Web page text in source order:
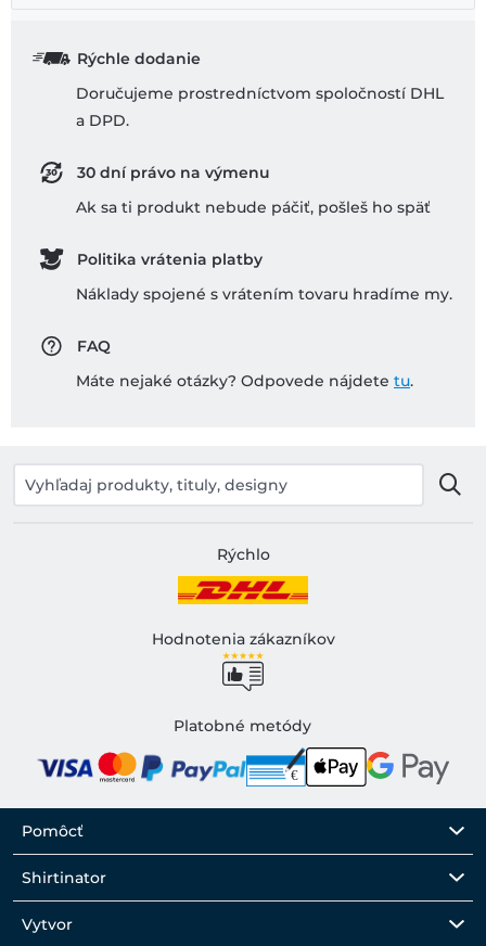
Rýchle dodanie
Doručujeme prostredníctvom spoločností DHL
a DPD.
30 dní právo na výmenu
Ak sa ti produkt nebude páčiť, pošleš ho späť
Politika vrátenia platby
Náklady spojené s vrátením tovaru hradíme my.
FAQ
Máte nejaké otázky? Odpovede nájdete tu.
Rýchlo
Hodnotenia zákazníkov
Platobné metódy
Pomôcť
Shirtinator
Vytvor